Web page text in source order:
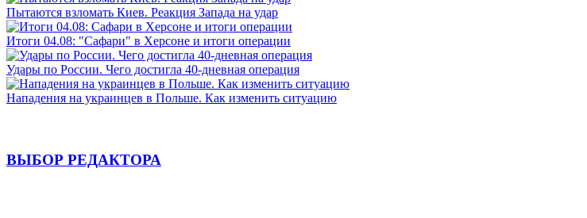
Пытаются взломать Киев. Реакция Запада на удар
Итоги 04.08: "Сафари" в Херсоне и итоги операции
Удары по России. Чего достигла 40-дневная операция
Нападения на украинцев в Польше. Как изменить ситуацию
ВЫБОР РЕДАКТОРА